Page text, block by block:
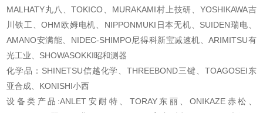
MALHATY丸八、TOKICO、MURAKAMI村上技研、YOSHIKAWA吉
川铁工、OHM欧姆电机、NIPPONMUKI日本无机、SUIDEN瑞电、
AMANO安满能、NIDEC-SHIMPO尼得科新宝减速机、ARIMITSU有
光工业、SHOWASOKKI昭和测器
化学品：SHINETSU信越化学、THREEBOND三键、TOAGOSEI东
亚合成、KONISHI小西
设备类产品:ANLET安耐特、TORAY东丽、ONIKAZE赤松、